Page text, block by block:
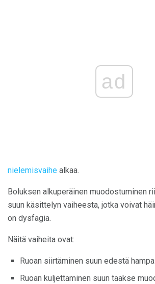
ad
nielemisvaihe alkaa.
Boluksen alkuperäinen muodostuminen
suun käsittelyn vaiheesta, jotka voivat
on dysfagia.
Näitä vaiheita ovat:
Ruoan siirtäminen suun edestä
Ruoan kuljettaminen suun taakse